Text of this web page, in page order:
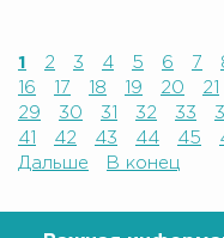
1 2 3 4 5 6 7
16
17 18 19 20 21
29
30 31 32 33
41
42 43 44 45
Дальше
В конец